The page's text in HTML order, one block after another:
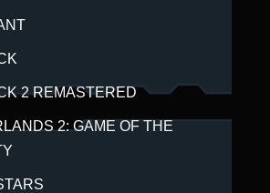
2 REMASTERED
2: GAME OF THE